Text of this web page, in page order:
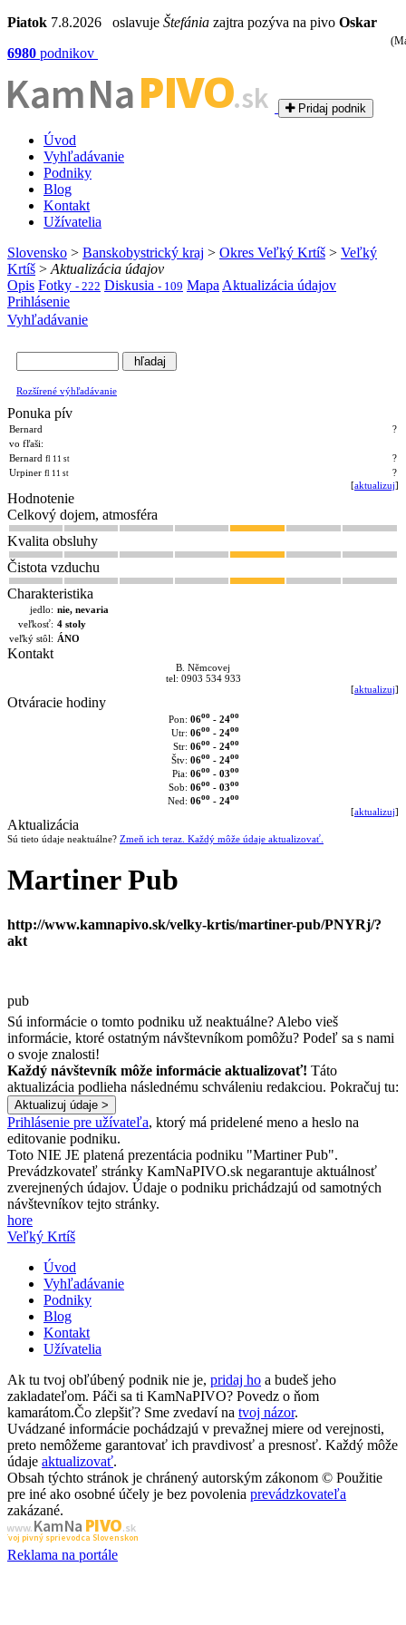
Piatok 7.8.2026 oslavuje Štefánia zajtra pozýva na pivo Oskar
6980 podnikov
Kam NaPIVO.sk Pridaj podnik
Úvod
Vyhľadávanie
Podniky
Blog
Kontakt
Užívatelia
Slovensko > Banskobystrický kraj > Okres Veľký Krtíš > Veľký
Krtíš > Aktualizácia údajov
Opis Fotky - 222 Diskusia - 109 Mapa Aktualizácia údajov
Prihlásenie
Vyhľadávanie
Rozšírené výhľadávanie
Ponuka pív
Bernard
?
vo fľaši:
Bernard fl 11 st
?
Urpiner fl 11 st
?
[aktualizuj]
Hodnotenie
Celkový dojem, atmosféra
Kvalita obsluhy
Čistota vzduchu
Charakteristika
jedlo: nie, nevaria
veľkosť: 4 stoly
veľký stôl: ÁNO
Kontakt
B. Němcovej
tel: 0903 534 933
[aktualizuj]
Otváracie hodiny
Pon: 06oo- 24oo
Utr: 06oo- 24oo
Str: 06oo- 24oo
Štv: 06oo- 24oo
Pia: 06oo- 03oo
Sob: 06oo- 03oo
Ned: 06oo- 24oo
[aktualizuj]
Aktualizácia
Sú tieto údaje neaktuálne? Zmeň ich teraz. Každý môže údaje aktualizovať.
Martiner Pub
http://www.kamnapivo.sk/velky-krtis/martiner-pub/PNYRj/?
akt
pub
Sú informácie o tomto podniku už neaktuálne? Alebo vieš
informácie, ktoré ostatným návštevníkom pomôžu? Podeľ sa s nami
o svoje znalosti!
Každý návštevník môže informácie aktualizovať! Táto
aktualizácia podlieha následnému schváleniu redakciou. Pokračuj tu:
Prihlásenie pre užívateľa, ktorý má pridelené meno a heslo na
editovanie podniku.
Toto NIE JE platená prezentácia podniku "Martiner Pub".
Prevádzkovateľ stránky KamNaPIVO.sk negarantuje aktuálnosť
zverejnených údajov. Údaje o podniku prichádzajú od samotných
návštevníkov tejto stránky.
hore
Veľký Krtíš
Úvod
Vyhľadávanie
Podniky
Blog
Kontakt
Užívatelia
Ak tu tvoj obľúbený podnik nie je, pridaj ho a budeš jeho
zakladateľom. Páči sa ti KamNaPIVO? Povedz o ňom
kamarátom.Čo zlepšiť? Sme zvedaví na tvoj názor.
Uvádzané informácie pochádzajú v prevažnej miere od verejnosti,
preto nemôžeme garantovať ich pravdivosť a presnosť. Každý môže
údaje aktualizovať.
Obsah týchto stránok je chránený autorským zákonom © Použitie
pre iné ako osobné účely je bez povolenia prevádzkovateľa
zakázané.
www.Kam Na PIVO.sk
Tvoj pivný sprievodca Slovenskom
Reklama na portále